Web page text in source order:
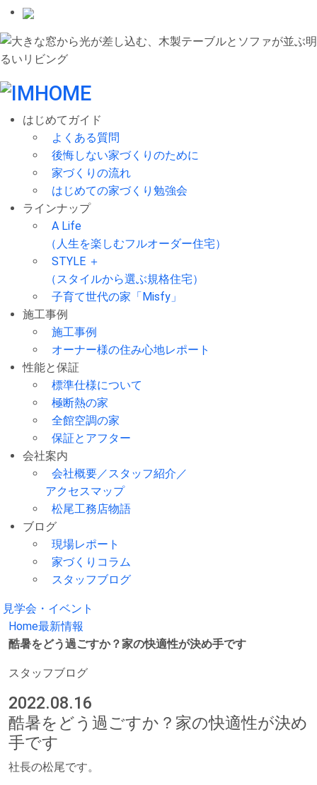
はじめてガイド
よくある質問
後悔しない家づくりのために
家づくりの流れ
はじめての家づくり勉強会
ラインナップ
A Life
（人生を楽しむフルオーダー住宅）
STYLE ＋
（スタイルから選ぶ規格住宅）
子育て世代の家「Misfy」
施工事例
施工事例
オーナー様の住み心地レポート
性能と保証
標準仕様について
極断熱の家
全館空調の家
保証とアフター
会社案内
会社概要／スタッフ紹介／
アクセスマップ
松尾工務店物語
ブログ
現場レポート
家づくりコラム
スタッフブログ
見学会・イベント
Home最新情報
酷暑をどう過ごすか？家の快適性が決め手です
スタッフブログ
2022.08.16
酷暑をどう過ごすか？家の快適性が決め
手です
社長の松尾です。